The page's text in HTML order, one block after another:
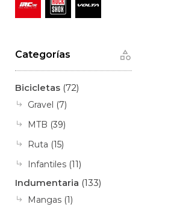
Categorías
Bicicletas (72)
Gravel (7)
MTB (39)
Ruta (15)
Infantiles (11)
Indumentaria (133)
Mangas (1)